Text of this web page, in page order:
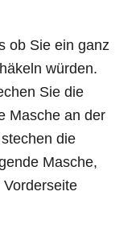
ob Sie ein ganz
würden.
Sie die
Masche an der
die
Masche,